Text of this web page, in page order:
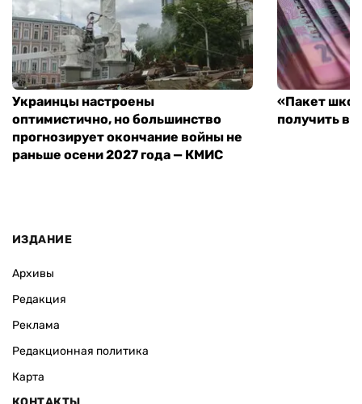
Украинцы настроены
оптимистично, но большинство
прогнозирует окончание войны не
раньше осени 2027 года — КМИС
«Пакет
получить
ИЗДАНИЕ
Архивы
Редакция
Реклама
Редакционная политика
Карта